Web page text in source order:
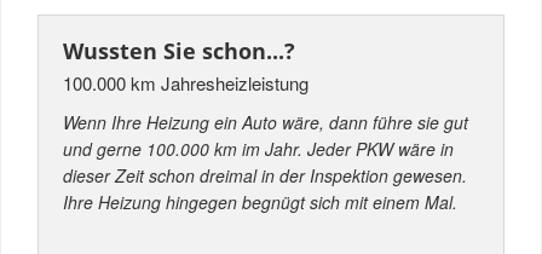
Wussten Sie schon...?
100.000 km Jahresheizleistung
Wenn Ihre Heizung ein Auto wäre, dann führe sie gut
und gerne 100.000 km im Jahr. Jeder PKW wäre in
dieser Zeit schon dreimal in der Inspektion gewesen.
Ihre Heizung hingegen begnügt sich mit einem Mal.